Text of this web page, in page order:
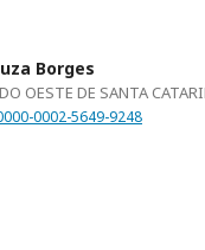
Borges
OESTE DE SANTA
0002-5649-9248